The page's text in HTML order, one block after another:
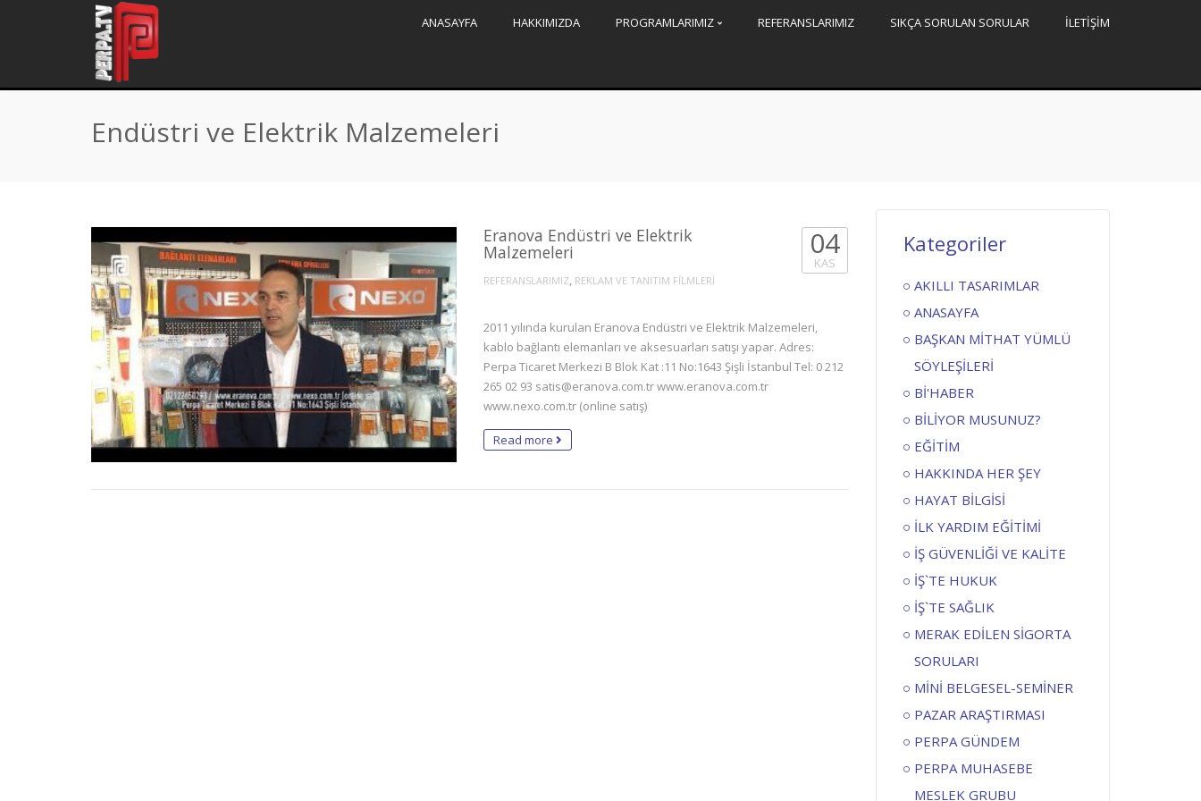
ANASAYFA HAKKIMIZDA PROGRAMLARIMIZ REFERANSLARIMIZ SIKÇA SORULAN SORULAR İLETİŞİM
Home
Endüstri ve Elektrik Malzemeleri
Eranova Endüstri ve Elektrik
Malzemeleri
REFERANSLARIMIZ, REKLAM VE TANITIM FİLMLERİ
04
KAS
2011 yılında kurulan Eranova Endüstri ve Elektrik Malzemeleri,
kablo bağlantı elemanları ve aksesuarları satışı yapar. Adres:
Perpa Ticaret Merkezi B Blok Kat :11 No:1643 Şişli İstanbul Tel: 0 212
265 02 93 satis@eranova.com.tr www.eranova.com.tr
www.nexo.com.tr (online satış)
Read more
Kategoriler
AKILLI TASARIMLAR
ANASAYFA
BAŞKAN MİTHAT YÜMLÜ
SÖYLEŞİLERİ
Bİ'HABER
BİLİYOR MUSUNUZ?
EĞİTİM
HAKKINDA HER ŞEY
HAYAT BİLGİSİ
İLK YARDIM EĞİTİMİ
İŞ GÜVENLİĞİ VE KALİTE
İŞ`TE HUKUK
İŞ`TE SAĞLIK
MERAK EDİLEN SİGORTA
SORULARI
MİNİ BELGESEL-SEMİNER
PAZAR ARAŞTIRMASI
PERPA GÜNDEM
PERPA MUHASEBE
MESLEK GRUBU